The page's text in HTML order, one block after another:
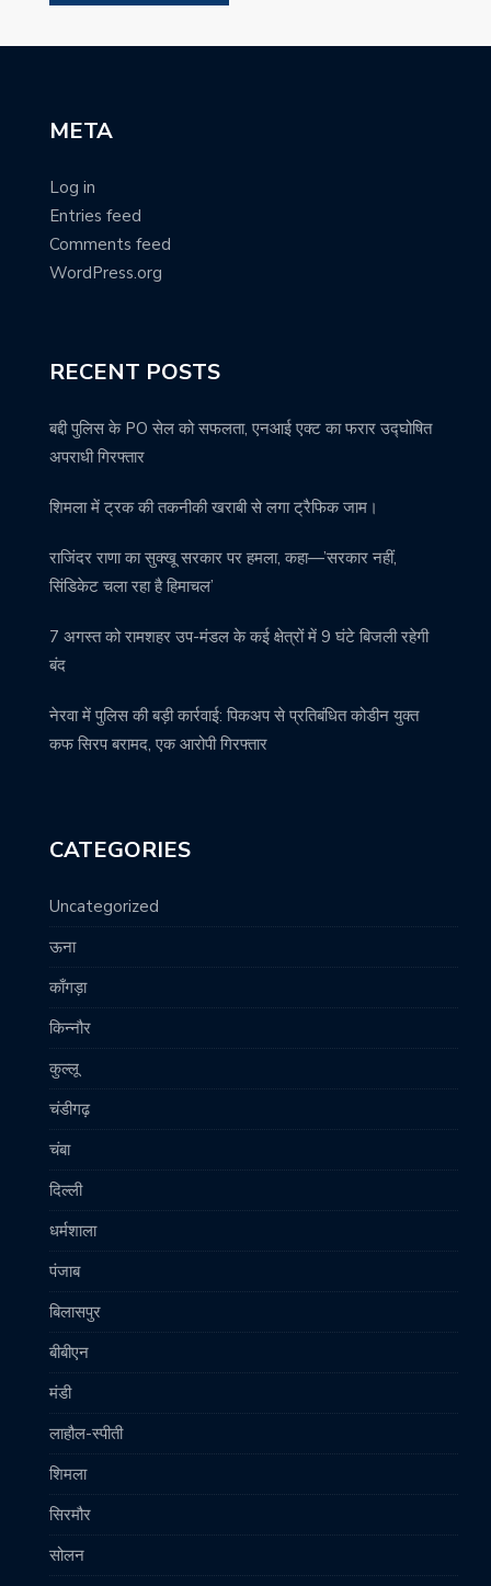
META
Log in
Entries feed
Comments feed
WordPress.org
RECENT POSTS
बद्दी पुलिस के PO सेल को सफलता, एनआई एक्ट का फरार उद्घोषित
अपराधी गिरफ्तार
शिमला में ट्रक की तकनीकी खराबी से लगा ट्रैफिक जाम।
राजिंदर राणा का सुक्खू सरकार पर हमला, कहा—’सरकार नहीं,
सिंडिकेट चला रहा है हिमाचल’
7 अगस्त को रामशहर उप-मंडल के कई क्षेत्रों में 9 घंटे बिजली रहेगी
बंद
नेरवा में पुलिस की बड़ी कार्रवाई: पिकअप से प्रतिबंधित कोडीन युक्त
कफ सिरप बरामद, एक आरोपी गिरफ्तार
CATEGORIES
Uncategorized
ऊना
काँगड़ा
किन्नौर
कुल्लू
चंडीगढ़
चंबा
दिल्ली
धर्मशाला
पंजाब
बिलासपुर
बीबीएन
मंडी
लाहौल-स्पीती
शिमला
सिरमौर
सोलन